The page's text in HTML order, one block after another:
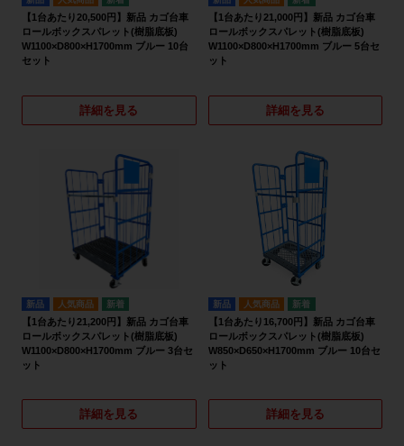
【1台あたり20,500円】新品 カゴ台車
ロールボックスパレット(樹脂底板)
W1100×D800×H1700mm ブルー 10台
セット
詳細を見る
【1台あたり21,000円】新品 カゴ台車
ロールボックスパレット(樹脂底板)
W1100×D800×H1700mm ブルー 5台セ
ット
詳細を見る
新品 人気商品
【1台あたり21,200円】新品 カゴ台車
ロールボックスパレット(樹脂底板)
W1100×D800×H1700mm ブルー 3台セ
ット
詳細を見る
新品 人気商品
【1台あたり16,700円】新品 カゴ台車
ロールボックスパレット(樹脂底板)
W850×D650×H1700mm ブルー 10台セ
ット
詳細を見る